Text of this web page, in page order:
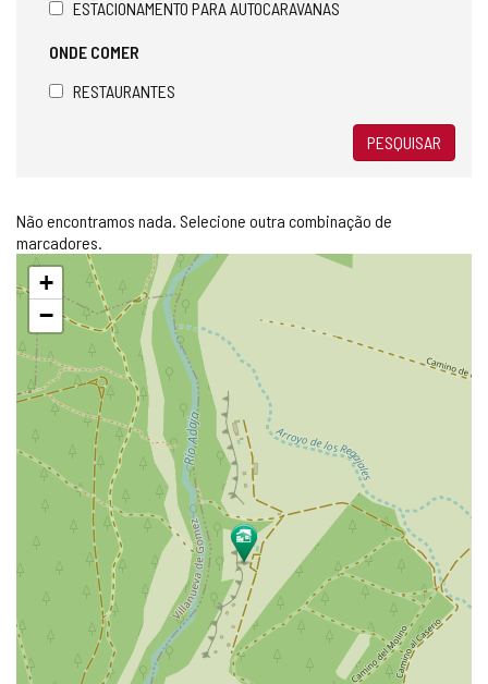
ESTACIONAMENTO PARA AUTOCARAVANAS
ONDE COMER
RESTAURANTES
PESQUISAR
Não encontramos nada. Selecione outra combinação de
marcadores.
Pular
mapa
+
−